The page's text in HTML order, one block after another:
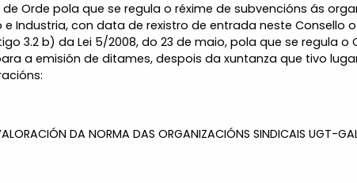
Orde pola que se regula o réxime de subvencións ás
Industria, con data de rexistro de entrada neste Consello
3.2 b) da Lei 5/2008, do 23 de maio, pola que se regula o
a emisión de ditames, despois da xuntanza que tivo
DA NORMA DAS ORGANIZACIÓNS SINDICAIS UGT-